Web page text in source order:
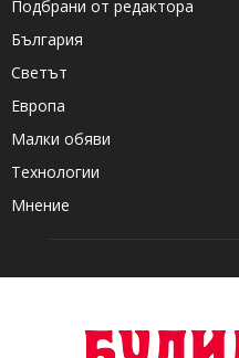
Подбрани от редактора
България
Светът
Европа
Малки обяви
Технологии
Мнение